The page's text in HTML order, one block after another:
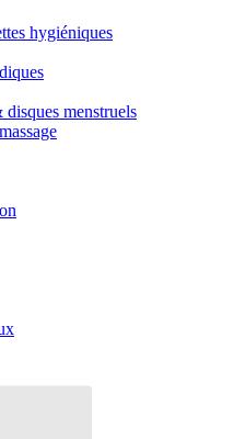
hygiéniques
disques menstruels